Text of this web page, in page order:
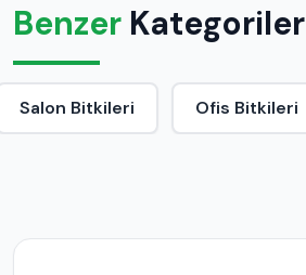
Benzer Kategoriler
Salon Bitkileri Ofis Bitkileri